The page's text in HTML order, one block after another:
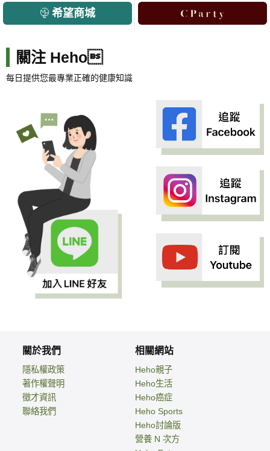
希望商城
關注 Heho
每日提供您最專業正確的健康知識
關於我們
隱私權政策
著作權聲明
徵才資訊
聯絡我們
相關網站
Heho親子
Heho生活
Heho癌症
Heho Sports
Heho討論版
營養 N 次方